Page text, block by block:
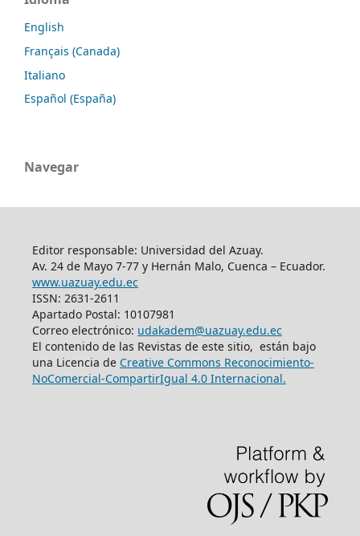
English
Français (Canada)
Italiano
Español (España)
Navegar
Editor responsable: Universidad del Azuay.
Av. 24 de Mayo 7-77 y Hernán Malo, Cuenca – Ecuador.
www.uazuay.edu.ec
ISSN: 2631-2611
Apartado Postal: 10107981
Correo electrónico: udakadem@uazuay.edu.ec
El contenido de las Revistas de este sitio, están bajo
una Licencia de Creative Commons Reconocimiento-
NoComercial-CompartirIgual 4.0 Internacional.